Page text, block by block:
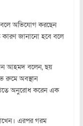
বলে অভিযোগ করছেন
জানানো হবে বলে
আহমদ বলেন, ছয়
রুমে অবস্থান
অনুরোধ করেন এক
এরপর গরম